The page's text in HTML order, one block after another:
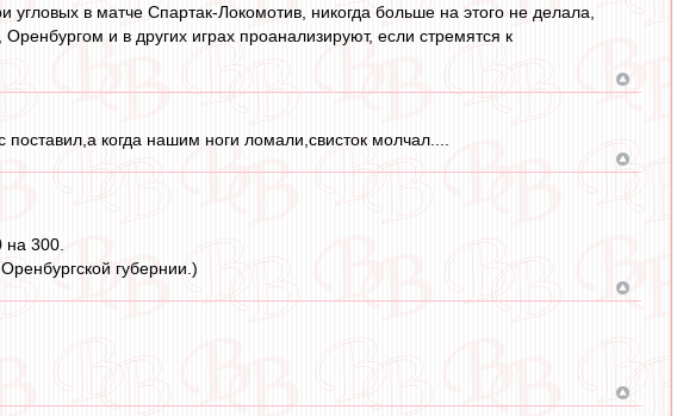
в матче Спартак-Локомотив, никогда больше на этого не делала,
и в других играх проанализируют, если стремятся к
когда нашим ноги ломали,свисток молчал....
300.
губернии.)